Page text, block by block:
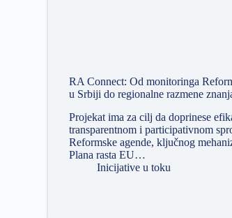
RA Connect: Od monitoringa
u Srbiji do regionalne razmene
Projekat ima za cilj da doprinese
transparentnom i participativnom
Reformske agende, ključnog
Plana rasta EU…
Inicijative u toku